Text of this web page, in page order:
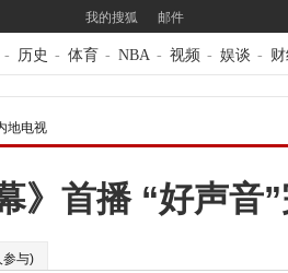
我的搜狐 邮件
- 历史 - 体育 - NBA - 视频 - 娱谈 -
地电视
》首播 “好声音
参与)